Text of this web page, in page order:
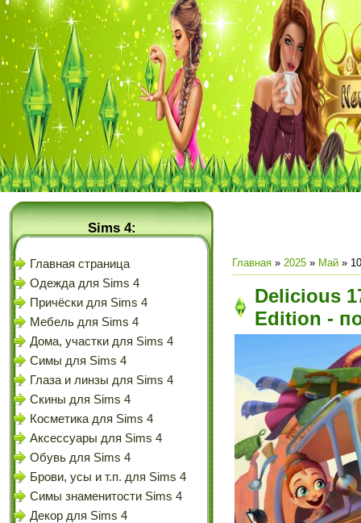
Sims 4:
Главная страница
Одежда для Sims 4
Причёски для Sims 4
Мебель для Sims 4
Дома, участки для Sims 4
Симы для Sims 4
Глаза и линзы для Sims 4
Скины для Sims 4
Косметика для Sims 4
Аксессуары для Sims 4
Обувь для Sims 4
Брови, усы и т.п. для Sims 4
Симы знаменитости Sims 4
Декор для Sims 4
Главная » 2025 » Май » 10
Delicious
Edition -